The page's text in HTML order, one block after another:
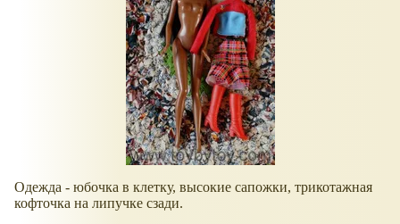
Одежда - юбочка в клетку, высокие сапожки, трикотажная
кофточка на липучке сзади.